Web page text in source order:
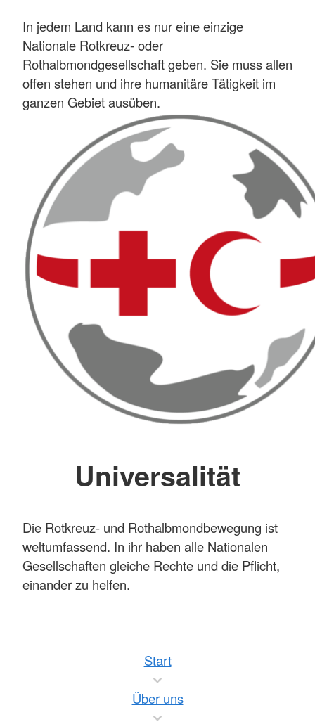
In jedem Land kann es nur eine einzige
Nationale Rotkreuz- oder
Rothalbmondgesellschaft geben. Sie muss allen
offen stehen und ihre humanitäre Tätigkeit im
ganzen Gebiet ausüben.
Universalität
Die Rotkreuz- und Rothalbmondbewegung ist
weltumfassend. In ihr haben alle Nationalen
Gesellschaften gleiche Rechte und die Pflicht,
einander zu helfen.
Start
Über uns